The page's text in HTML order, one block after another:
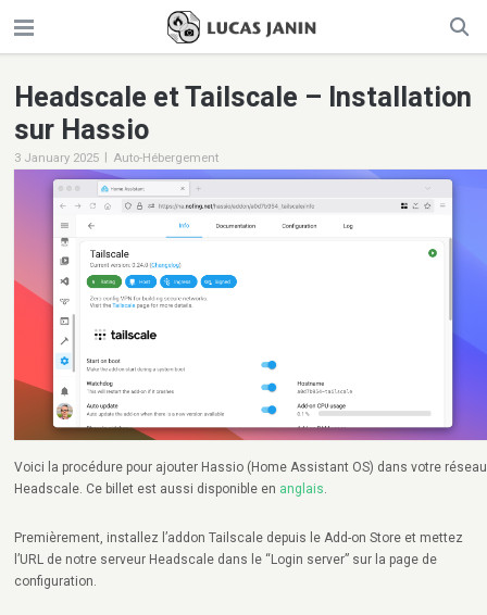
Headscale et Tailscale – Installation
sur Hassio
3 January 2025 | Auto-Hébergement
Voici la procédure pour ajouter Hassio (Home Assistant OS) dans votre réseau
Headscale. Ce billet est aussi disponible en anglais
Premièrement, installez l’addon Tailscale depuis le Add-on Store et mettez
l’URL de notre serveur Headscale dans le “Login server” sur la page de
configuration.